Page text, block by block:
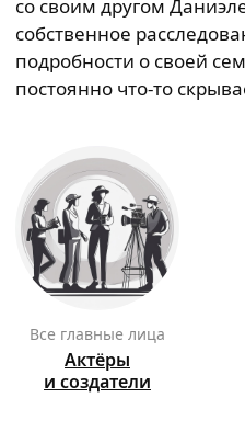
со своим другом
собственное
подробности о своей
постоянно что-то
Все главные лица
Актёры
и создатели